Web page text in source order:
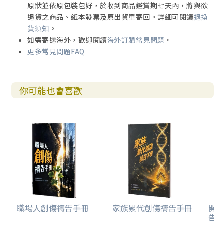
原狀並依原包裝包好，於收到商品鑑賞期七天內，將與欲
退貨之商品、紙本發票及原出貨單寄回。詳細可閱讀退換
貨須知 。
如需寄送海外，歡迎閱讀海外訂購常見問題 。
更多常見問題FAQ
你可能也會喜歡
職場人創傷禱告手冊 家族累代創傷禱告手冊 開
告(